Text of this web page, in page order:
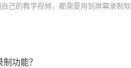
己的教学视频，都需要用到屏幕录制
功能？